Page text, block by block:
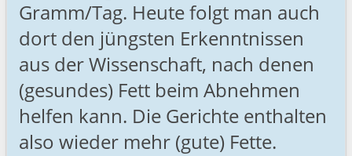
Gramm/Tag. Heute folgt man auch
dort den jüngsten Erkenntnissen
aus der Wissenschaft, nach denen
(gesundes) Fett beim Abnehmen
helfen kann. Die Gerichte enthalten
also wieder mehr (gute) Fette.